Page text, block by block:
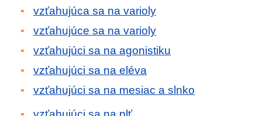
vzťahujúca sa na varioly
vzťahujúce sa na varioly
vzťahujúci sa na agonistiku
vzťahujúci sa na eléva
vzťahujúci sa na mesiac a slnko